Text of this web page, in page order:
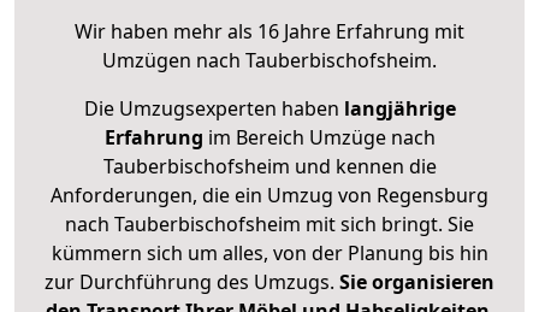
Wir haben mehr als 16 Jahre Erfahrung mit
Umzügen nach Tauberbischofsheim.
Die Umzugsexperten haben langjährige
Erfahrung im Bereich Umzüge nach
Tauberbischofsheim und kennen die
Anforderungen, die ein Umzug von Regensburg
nach Tauberbischofsheim mit sich bringt. Sie
kümmern sich um alles, von der Planung bis hin
zur Durchführung des Umzugs. Sie organisieren